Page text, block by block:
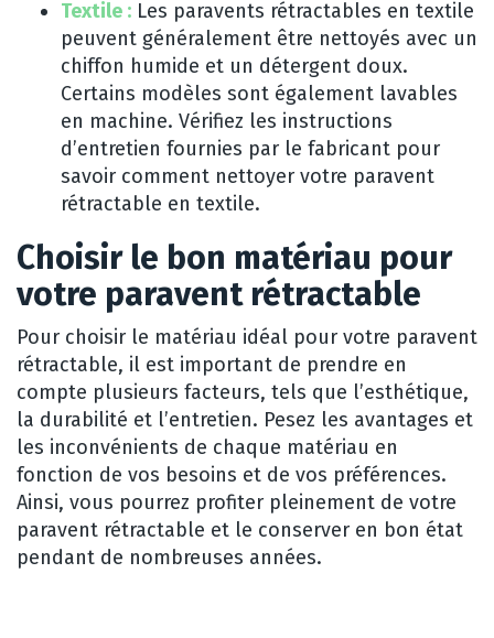
Textile : Les paravents rétractables en textile
peuvent généralement être nettoyés avec un
chiffon humide et un détergent doux.
Certains modèles sont également lavables
en machine. Vérifiez les instructions
d’entretien fournies par le fabricant pour
savoir comment nettoyer votre paravent
rétractable en textile.
Choisir le bon matériau pour
votre paravent rétractable
Pour choisir le matériau idéal pour votre paravent
rétractable, il est important de prendre en
compte plusieurs facteurs, tels que l’esthétique,
la durabilité et l’entretien. Pesez les avantages et
les inconvénients de chaque matériau en
fonction de vos besoins et de vos préférences.
Ainsi, vous pourrez profiter pleinement de votre
paravent rétractable et le conserver en bon état
pendant de nombreuses années.